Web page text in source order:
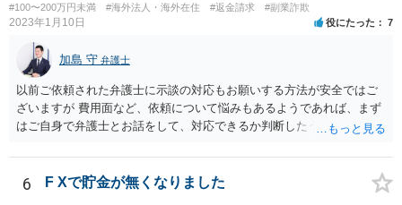
#100〜200万円未満 #海外法人・海外在住 #返金請求 #副業詐欺
2023年1月10日 役にたった 7
加島 守 弁護士
以前ご依頼された弁護士に示談の対応もお願いする方法が安全ではご
ざいますが 費用面など、依頼について悩みもあるようであれば、まず
はご自身で弁護士とお話をして、対応できるか判断したうえで、 弁護
話をしてから、こちらも法律相談で１度弁護士に相談する方法もあり
ますので。 一番安全なのは弁護士に示談交渉の依頼をする方法です
が、ご事情あるようであれば ご自身で対応する方法もご検討いただい
6 F Xで貯金が無くなりました